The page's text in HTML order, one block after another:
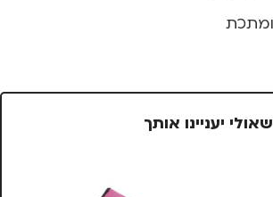
יעניינו אותך